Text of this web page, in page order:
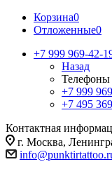
Корзина0
Отложенные0
+7 999 969-42-
Назад
Телефоны
+7 999
+7 495
Контактная
г. Москва,